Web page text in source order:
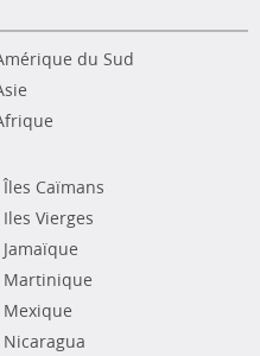
du Sud
Îles Caïmans
Iles Vierges
Jamaïque
Martinique
Mexique
Nicaragua